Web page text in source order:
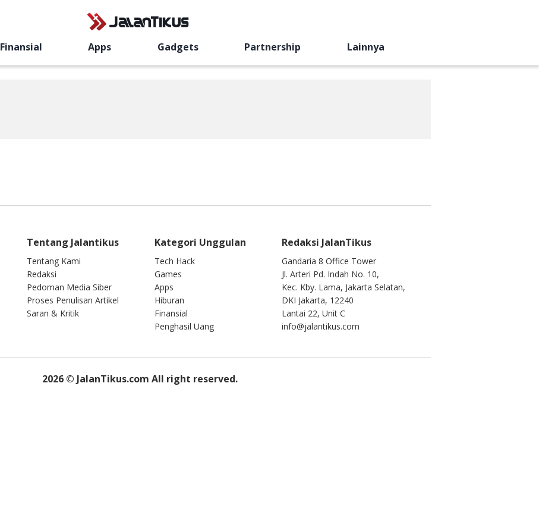
Finansial Apps Gadgets Partnership Lainnya
Redaksi JalanTikus
Gandaria 8 Office Tower
Jl. Arteri Pd. Indah No. 10,
Kec. Kby. Lama, Jakarta Selatan,
DKI Jakarta, 12240
Lantai 22, Unit C
info@jalantikus.com
Tentang Jalantikus
Tentang Kami
Redaksi
Pedoman Media Siber
Proses Penulisan Artikel
Saran & Kritik
Kategori Unggulan
Tech Hack
Games
Apps
Hiburan
Finansial
Penghasil Uang
2026© JalanTikus.com All right reserved.